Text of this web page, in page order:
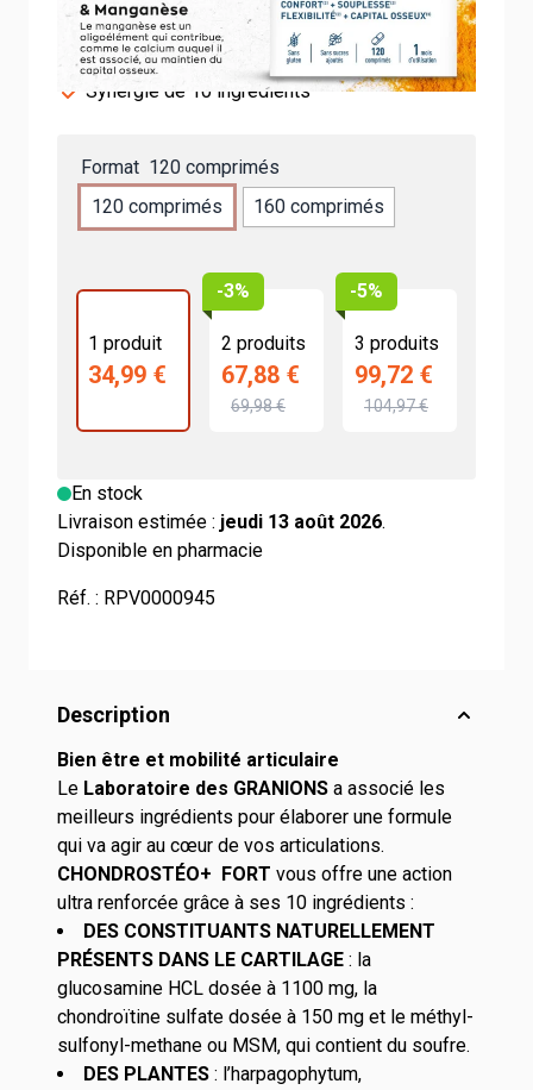
Offre spéciale 10 jours offerts
Formule ultra complète
Synergie de 10 ingrédients
Format 120 comprimés
120 comprimés
160 comprimés
1 produit
34,99 €
-3%
2 produits
67,88 €
69,98 €
-5%
3 produits
99,72 €
104,97 €
En stock
Livraison estimée : jeudi 13 août 2026.
Disponible en pharmacie
Réf. : RPV0000945
Description
Bien être et mobilité articulaire
Le Laboratoire des GRANIONS a associé les
meilleurs ingrédients pour élaborer une formule
qui va agir au cœur de vos articulations.
CHONDROSTÉO+ FORT vous offre une action
ultra renforcée grâce à ses 10 ingrédients :
DES CONSTITUANTS NATURELLEMENT
PRÉSENTS DANS LE CARTILAGE : la
glucosamine HCL dosée à 1100 mg, la
chondroïtine sulfate dosée à 150 mg et le méthyl-
sulfonyl-methane ou MSM, qui contient du soufre.
DES PLANTES : l’harpagophytum,